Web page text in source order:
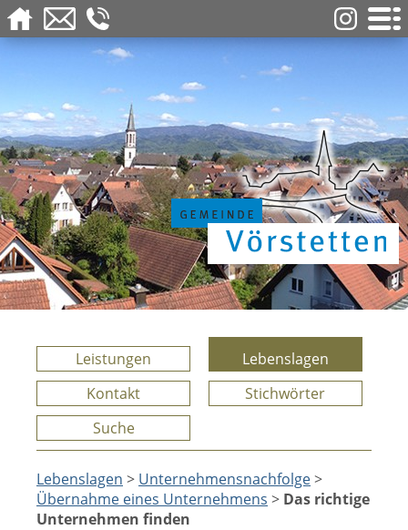
Leistungen
Lebenslagen
Kontakt
Stichwörter
Suche
Lebenslagen > Unternehmensnachfolge>
Übernahme eines Unternehmens > Das richtige
Unternehmen finden